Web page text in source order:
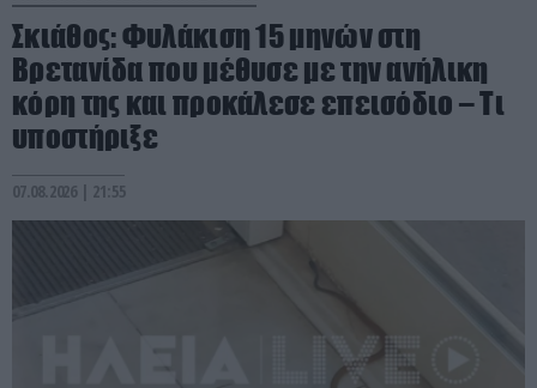
Σκιάθος: Φυλάκιση 15 μηνών στη
Βρετανίδα που μέθυσε με την ανήλικη
κόρη της και προκάλεσε επεισόδιο – Τι
υποστήριξε
07.08.2026 | 21:55